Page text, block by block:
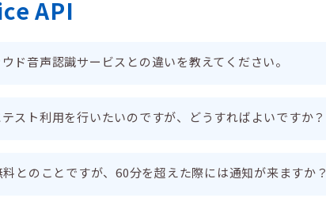
API
ド音声認識サービスとの違いを教えてください。
スト利用を行いたいのですが、どうすればよいですか？
とのことですが、60分を超えた際には通知が来ますか？